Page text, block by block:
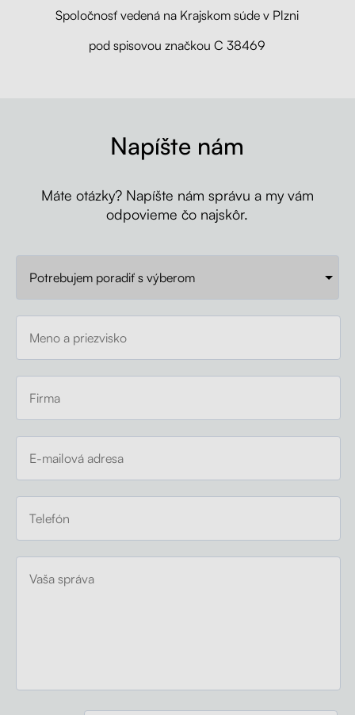
Spoločnosť vedená na Krajskom súde v Plzni
pod spisovou značkou C 38469
Napíšte nám
Máte otázky? Napíšte nám správu a my vám
odpovieme čo najskôr.